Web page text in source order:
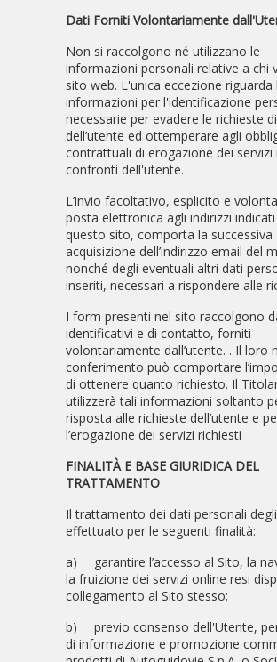
Dati Forniti Volontariamente
Non si raccolgono né utilizzano le
informazioni personali relative a chi
sito web. L'unica eccezione riguarda
informazioni per l'identificazione
necessarie per evadere le richieste
dell’utente ed ottemperare agli
contrattuali di erogazione dei servizi
confronti dell'utente.
L’invio facoltativo, esplicito e
posta elettronica agli indirizzi indicati
questo sito, comporta la successiva
acquisizione dell’indirizzo email del
nonché degli eventuali altri dati
inseriti, necessari a rispondere alle
I form presenti nel sito raccolgono
identificativi e di contatto, forniti
volontariamente dall’utente. . Il loro
conferimento può comportare
di ottenere quanto richiesto. Il
utilizzerà tali informazioni soltanto
risposta alle richieste dell’utente e
l’erogazione dei servizi richiesti
FINALITÀ E BASE GIURIDICA DEL
TRATTAMENTO
Il trattamento dei dati personali
effettuato per le seguenti finalità:
a)
garantire l’accesso al Sito, la
la fruizione dei servizi online resi
collegamento al Sito stesso;
b)
previo consenso dell'Utente,
di informazione e promozione